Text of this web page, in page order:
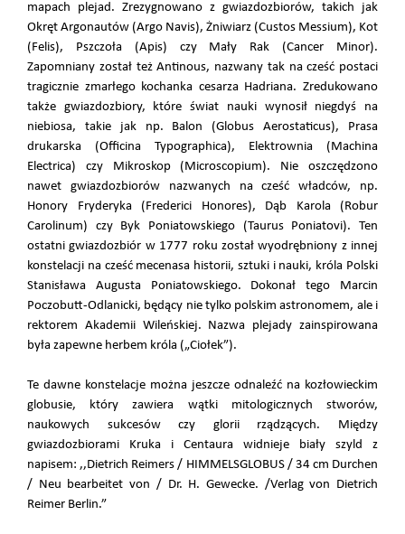
mapach plejad. Zrezygnowano z gwiazdozbiorów, takich jak
Okręt Argonautów (Argo Navis), Żniwiarz (Custos Messium), Kot
(Felis), Pszczoła (Apis) czy Mały Rak (Cancer Minor).
Zapomniany został też Antinous, nazwany tak na cześć postaci
tragicznie zmarłego kochanka cesarza Hadriana. Zredukowano
także gwiazdozbiory, które świat nauki wynosił niegdyś na
niebiosa, takie jak np. Balon (Globus Aerostaticus), Prasa
drukarska (Officina Typographica), Elektrownia (Machina
Electrica) czy Mikroskop (Microscopium). Nie oszczędzono
nawet gwiazdozbiorów nazwanych na cześć władców, np.
Honory Fryderyka (Frederici Honores), Dąb Karola (Robur
Carolinum) czy Byk Poniatowskiego (Taurus Poniatovi). Ten
ostatni gwiazdozbiór w 1777 roku został wyodrębniony z innej
konstelacji na cześć mecenasa historii, sztuki i nauki, króla Polski
Stanisława Augusta Poniatowskiego. Dokonał tego Marcin
Poczobutt-Odlanicki, będący nie tylko polskim astronomem, ale i
rektorem Akademii Wileńskiej. Nazwa plejady zainspirowana
była zapewne herbem króla („Ciołek”).
Te dawne konstelacje można jeszcze odnaleźć na kozłowieckim
globusie, który zawiera wątki mitologicznych stworów,
naukowych sukcesów czy glorii rządzących. Między
gwiazdozbiorami Kruka i Centaura widnieje biały szyld z
napisem: ,,Dietrich Reimers / HIMMELSGLOBUS / 34 cm Durchen
/ Neu bearbeitet von / Dr. H. Gewecke. /Verlag von Dietrich
Reimer Berlin.”